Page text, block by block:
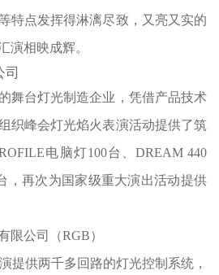
特点发挥得淋漓尽致，又亮又实的
演相映成辉。
司
舞台灯光制造企业，凭借产品技术
织峰会灯光焰火表演活动提供了筑
电脑灯100台、DREAM 440
，再次为国家级重大演出活动提供
限公司（RGB）
提供两千多回路的灯光控制系统，